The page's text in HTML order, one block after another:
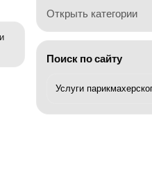
Открыть категории
Поиск по сайту